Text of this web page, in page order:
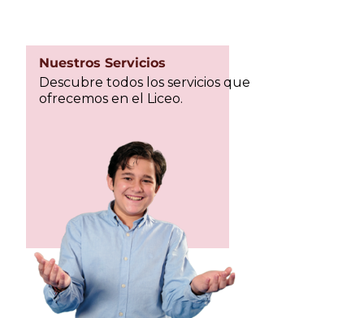
Nuestros Servicios
Descubre todos los servicios que
ofrecemos en el Liceo.